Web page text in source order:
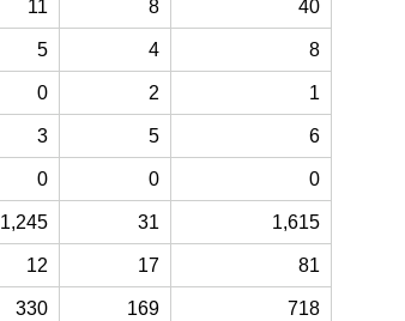
11 8 40
5 4 8
0 2 1
3 5 6
0 0 0
1,245 31 1,615
12 17 81
330 169 718